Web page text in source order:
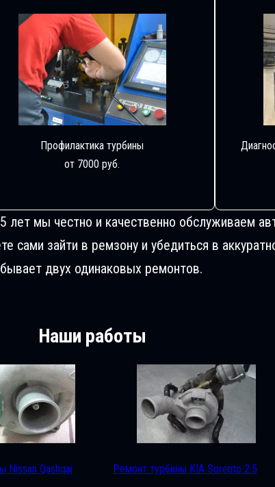
Профилактика турбины
от 7000 руб.
мы честно и качественно обслуживаем
сами зайти в ремзону и убедиться в
двух одинаковых ремонтов.
Наши работы
Nissan Qashqai Ремонт турбины KIA Sorento 2.5